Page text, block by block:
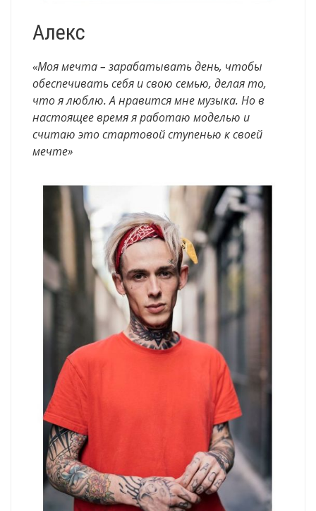
Алекс
«Моя мечта – зарабатывать день, чтобы
обеспечивать себя и свою семью, делая то,
что я люблю. А нравится мне музыка. Но в
настоящее время я работаю моделью и
считаю это стартовой ступенью к своей
мечте»